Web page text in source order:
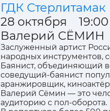
ГДК Стерлитамак
28 октября 19:00
Валерий СЁМИН
Заслуженный артист
народных инструментов,
Баянист, объединяющий
соведущий-баянист
аранжировщик,
Валерий Сёмин — это
аудиторию с пол-оборота.